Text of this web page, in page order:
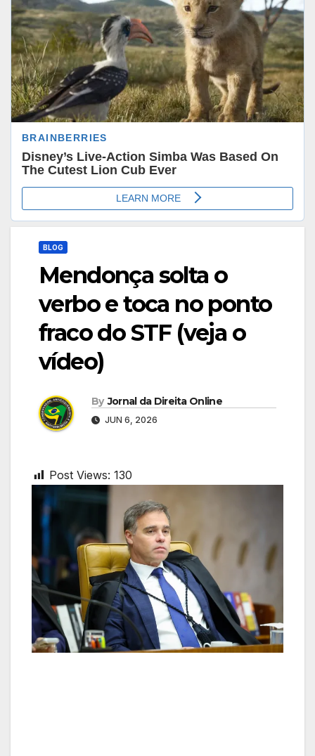
BLOG
Mendonça solta o
verbo e toca no ponto
fraco do STF (veja o
vídeo)
By Jornal da Direita Online
JUN 6, 2026
Post Views: 130